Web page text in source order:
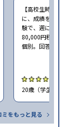
【高校生時の通
に、成績をアッ
験で、週に2回
80,000円程度。
個別。回答時期
20歳（学生） /
ミをもっと見る